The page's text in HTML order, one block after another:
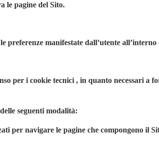
le pagine del Sito.
manifestate dall’utente all’interno
per i cookie tecnici , in quanto necessari a
seguenti modalità:
per navigare le pagine che compongono il